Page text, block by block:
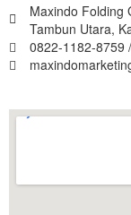
Maxindo Folding
Tambun Utara,
0822-1182-8759